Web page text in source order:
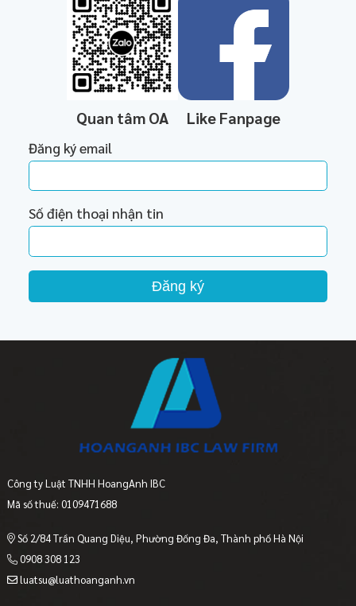
Quan tâm OA Like Fanpage
Đăng ký email
Số điện thoại nhận tin
Đăng ký
Công ty Luật TNHH HoangAnh IBC
Mã số thuế: 0109471688
Số 2/84 Trần Quang Diệu, Phường Đống Đa, Thành phố Hà Nội
0908 308 123
luatsu@luathoanganh.vn